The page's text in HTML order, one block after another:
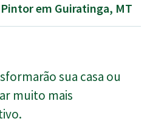
em Guiratinga, MT
sua casa ou
muito mais